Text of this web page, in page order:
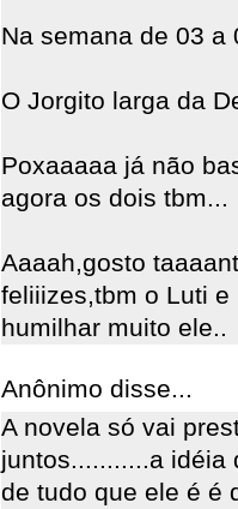
Na semana de 03 a
O Jorgito larga da
Poxaaaaa já não
agora os dois tbm...
Aaaah,gosto
feliiizes,tbm o Luti
humilhar muito ele..
Anônimo disse...
A novela só vai
juntos...........a idéia
de tudo que ele é é